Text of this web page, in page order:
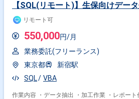
【SQL(リモート)】生保向けデー
リモート可
550,000円/月
業務委託(フリーランス)
東京都
新宿駅
SQL
VBA
作業内容 ・データ抽出 ・加工作業 ・レポート